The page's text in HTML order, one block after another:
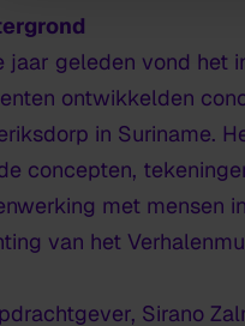
jaar geleden vond het
ontwikkelden
in Suriname.
concepten,
met mensen
van het
Sirano